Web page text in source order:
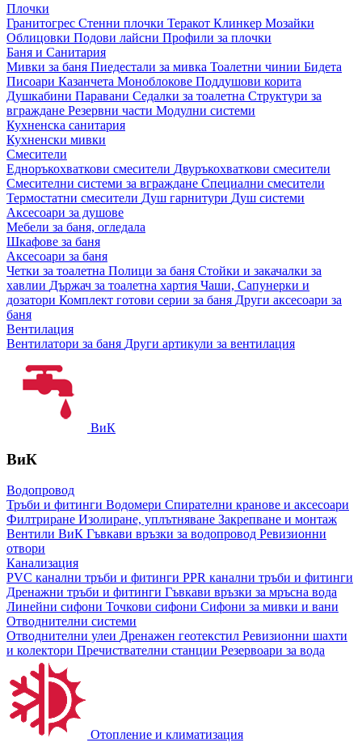
Плочки
Гранитогрес Стенни плочки Теракот Клинкер Мозайки
Облицовки Подови лайсни Профили за плочки
Баня и Санитария
Мивки за баня Пиедестали за мивка Тоалетни чинии Бидета
Писоари Казанчета Моноблокове Поддушови корита
Душкабини Паравани Седалки за тоалетна Структури за
вграждане Резервни части Модулни системи
Кухненска санитария
Кухненски мивки
Смесители
Едноръкохваткови смесители Двуръкохваткови смесители
Смесителни системи за вграждане Специални смесители
Термостатни смесители Душ гарнитури Душ системи
Аксесоари за душове
Мебели за баня, огледала
Шкафове за баня
Аксесоари за баня
Четки за тоалетна Полици за баня Стойки и закачалки за
хавлии Държач за тоалетна хартия Чаши, Сапунерки и
дозатори Комплект готови серии за баня Други аксесоари за
баня
Вентилация
Вентилатори за баня Други артикули за вентилация
ВиК
ВиК
Водопровод
Тръби и фитинги Водомери Спирателни кранове и аксесоари
Филтриране Изолиране, уплътняване Закрепване и монтаж
Вентили ВиК Гъвкави връзки за водопровод Ревизионни
отвори
Канализация
PVC канални тръби и фитинги PPR канални тръби и фитинги
Дренажни тръби и фитинги Гъвкави връзки за мръсна вода
Линейни сифони Точкови сифони Сифони за мивки и вани
Отводнителни системи
Отводнителни улеи Дренажен геотекстил Ревизионни шахти
и колектори Пречиствателни станции Резервоари за вода
Отопление и климатизация